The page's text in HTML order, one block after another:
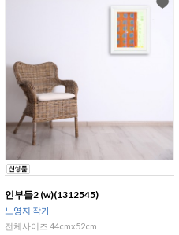
인부들2 (w)(1312545)
노영지 작가
전체사이즈 44cmx52cm